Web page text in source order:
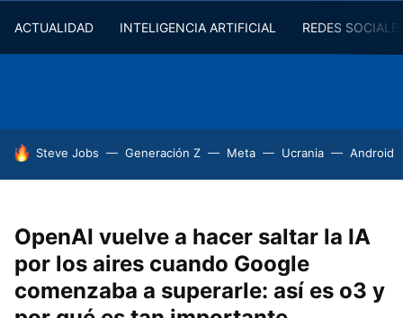
ACTUALIDAD INTELIGENCIA ARTIFICIAL REDES
HOY SE HABLA DE
Steve Jobs Generación Z Meta Ucrania Android
OpenAI vuelve a hacer saltar la IA
por los aires cuando Google
comenzaba a superarle: así es o3 y